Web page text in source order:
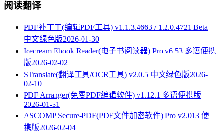
阅读翻译
PDF补丁丁(编辑PDF工具) v1.1.3.4663 / 1.2.0.4721 Beta
中文绿色版2026-01-30
Icecream Ebook Reader(电子书阅读器) Pro v6.53 多语便携
版2026-02-02
STranslate(翻译工具/OCR工具) v2.0.5 中文绿色版2026-
02-10
PDF Arranger(免费PDF编辑软件) v1.12.1 多语便携版
2026-01-31
ASCOMP Secure-PDF(PDF文件加密软件) Pro v2.013 便
携版2026-02-04